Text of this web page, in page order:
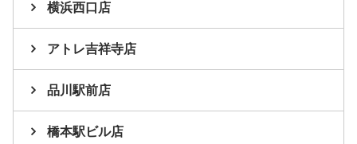
横浜西口店
アトレ吉祥寺店
品川駅前店
橋本駅ビル店